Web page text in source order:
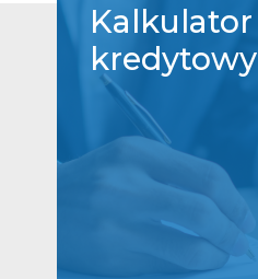
Kalkulator
kredytowy